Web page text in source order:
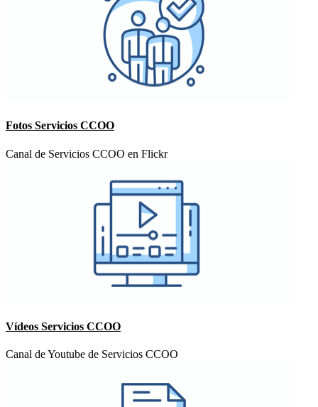
Fotos Servicios CCOO
Canal de Servicios CCOO en Flickr
Vídeos Servicios CCOO
Canal de Youtube de Servicios CCOO